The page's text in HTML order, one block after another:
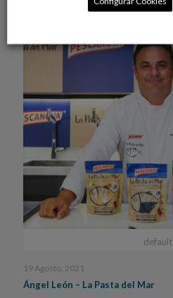
Leer máis
default
19 Agosto, 2021
Ángel León – La Pasta del Mar